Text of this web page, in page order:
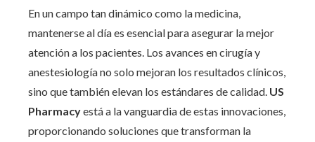
En un campo tan dinámico como la medicina,
mantenerse al día es esencial para asegurar la mejor
atención a los pacientes. Los avances en cirugía y
anestesiología no solo mejoran los resultados clínicos,
sino que también elevan los estándares de calidad. US
Pharmacyestá a la vanguardia de estas innovaciones,
proporcionando soluciones que transforman la